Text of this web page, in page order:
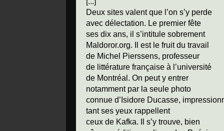
Deux sites valent que l’on s’y perde
avec délectation. Le premier fête
ses dix ans, il s’intitule sobrement
Maldoror.org.
Il est le fruit du travail
de Michel Pierssens, professeur
de littérature française à l’université
de Montréal. On peut y entrer
notamment par la seule photo
connue d’Isidore Ducasse,
tant ses yeux rappellent
ceux de Kafka. Il s’y trouve, bien